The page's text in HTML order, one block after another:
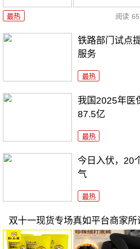
最热 阅读
铁路部门试点
服务
最热
我国2025年医
87.5亿
最热
今日入伏，20
气
最热
双十一现货专场真如平台商家所